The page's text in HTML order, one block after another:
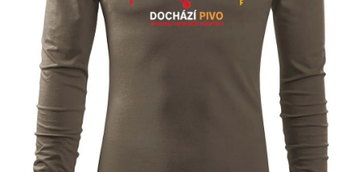
MÁM SRDCE POMÁHÁM
VÁNOCE
PROVIZNÍ SYSTÉM